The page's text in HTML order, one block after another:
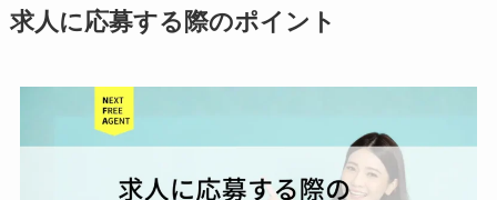
求人に応募する際のポイント